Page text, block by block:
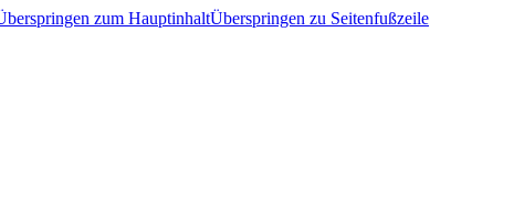
zum HauptinhaltÜberspringen zu Seitenfußzeile